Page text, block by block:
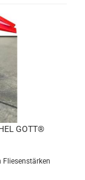
GOTT®
Fliesenstärken